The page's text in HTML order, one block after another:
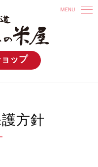
ップ
方針